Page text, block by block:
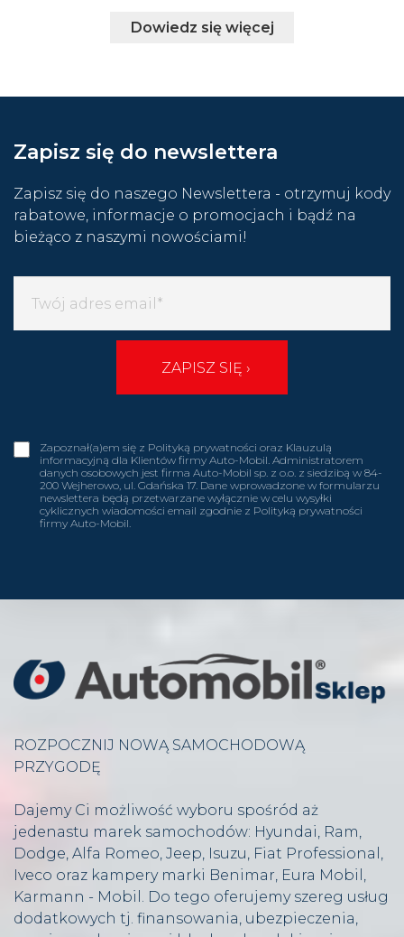
Dowiedz się więcej
Zapisz się do newslettera
Zapisz się do naszego Newslettera - otrzymuj kody
rabatowe, informacje o promocjach i bądź na
bieżąco z naszymi nowościami!
Zapoznał(a)em się z Polityką prywatności oraz Klauzulą
informacyjną dla Klientów firmy Auto-Mobil. Administratorem
danych osobowych jest firma Auto-Mobil sp. z o.o. z siedzibą w 84-
200 Wejherowo, ul. Gdańska 17. Dane wprowadzone w formularzu
newslettera będą przetwarzane wyłącznie w celu wysyłki
cyklicznych wiadomości email zgodnie z Polityką prywatności
firmy Auto-Mobil.
ROZPOCZNIJ NOWĄ SAMOCHODOWĄ
PRZYGODĘ
Dajemy Ci możliwość wyboru spośród aż
jedenastu marek samochodów: Hyundai, Ram,
Dodge, Alfa Romeo, Jeep, Isuzu, Fiat Professional,
Iveco oraz kampery marki Benimar, Eura Mobil,
Karmann - Mobil. Do tego oferujemy szereg usług
dodatkowych tj. finansowania, ubezpieczenia,